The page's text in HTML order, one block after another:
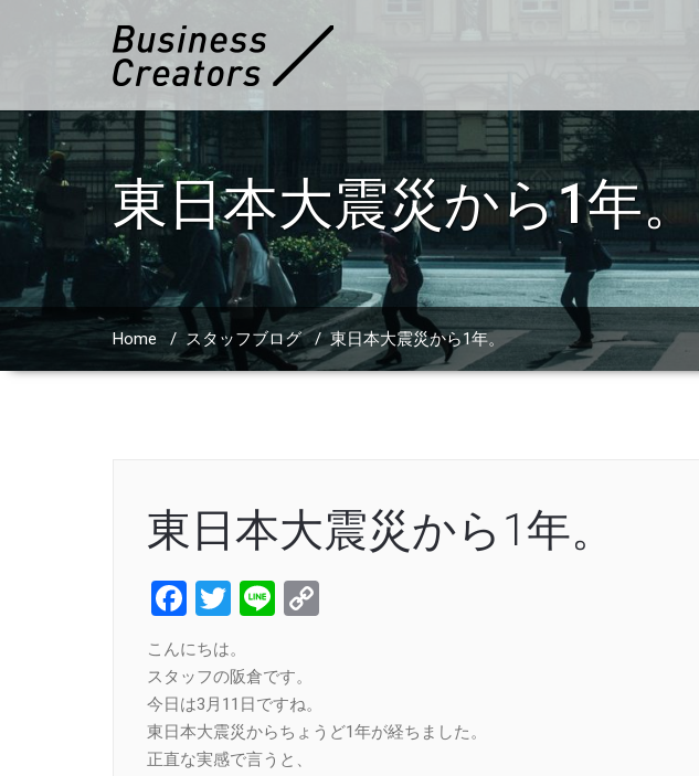
東日本大震災から1年。
Home / スタッフブログ/東日本大震災から1年。
東日本大震災から1年。
Facebook
Twitter
Line
こんにちは。
スタッフの阪倉です。
今日は3月11日ですね。
東日本大震災からちょうど1年が経ちました。
正直な実感で言うと、